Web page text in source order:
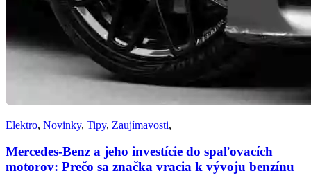
Elektro, Novinky, Tipy, Zaujímavosti,
Mercedes-Benz a jeho investície do spaľovacích
motorov: Prečo sa značka vracia k vývoju benzínu